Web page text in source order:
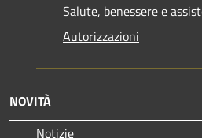
Salute, benessere e
Autorizzazioni
NOVITÀ
Notizie